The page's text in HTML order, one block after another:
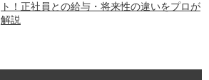
ト！正社員との給与・将来性の違いをプロが
解説